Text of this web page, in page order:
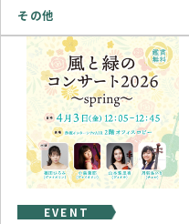
その他
EVENT